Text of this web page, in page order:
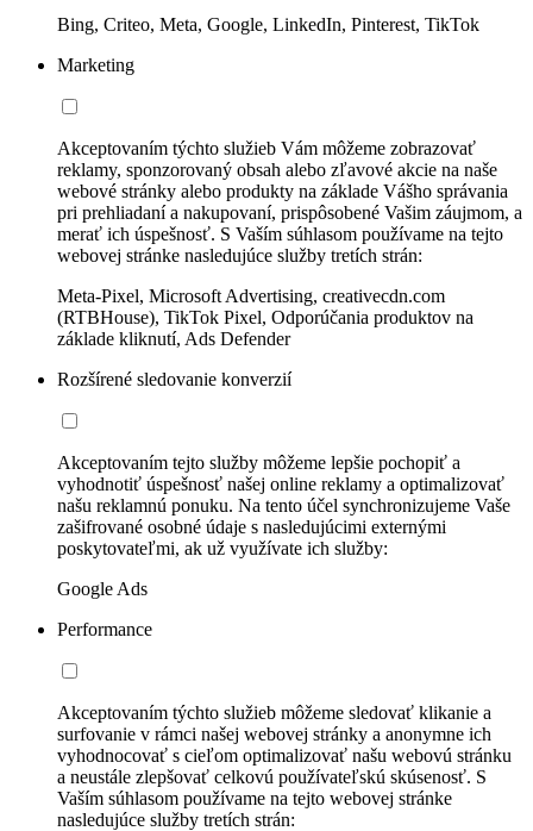
Bing, Criteo, Meta, Google, LinkedIn, Pinterest, TikTok
Marketing
Akceptovaním týchto služieb Vám môžeme zobrazovať
reklamy, sponzorovaný obsah alebo zľavové akcie na naše
webové stránky alebo produkty na základe Vášho správania
pri prehliadaní a nakupovaní, prispôsobené Vašim záujmom, a
merať ich úspešnosť. S Vaším súhlasom používame na tejto
webovej stránke nasledujúce služby tretích strán:
Meta-Pixel, Microsoft Advertising, creativecdn.com
(RTBHouse), TikTok Pixel, Odporúčania produktov na
základe kliknutí, Ads Defender
Rozšírené sledovanie konverzií
Akceptovaním tejto služby môžeme lepšie pochopiť a
vyhodnotiť úspešnosť našej online reklamy a optimalizovať
našu reklamnú ponuku. Na tento účel synchronizujeme Vaše
zašifrované osobné údaje s nasledujúcimi externými
poskytovateľmi, ak už využívate ich služby:
Google Ads
Performance
Akceptovaním týchto služieb môžeme sledovať klikanie a
surfovanie v rámci našej webovej stránky a anonymne ich
vyhodnocovať s cieľom optimalizovať našu webovú stránku
a neustále zlepšovať celkovú používateľskú skúsenosť. S
Vaším súhlasom používame na tejto webovej stránke
nasledujúce služby tretích strán: